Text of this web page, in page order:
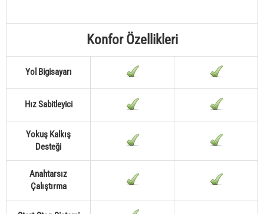
Konfor Özellikleri
Yol Bigisayarı
Hız Sabitleyici
Yokuş Kalkış
Desteği
Anahtarsız
Çalıştırma